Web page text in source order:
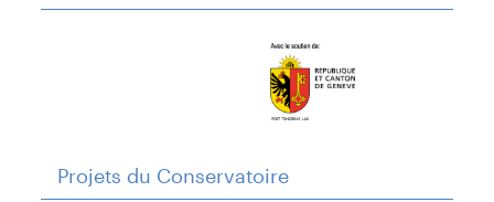
Projets du Conservatoire